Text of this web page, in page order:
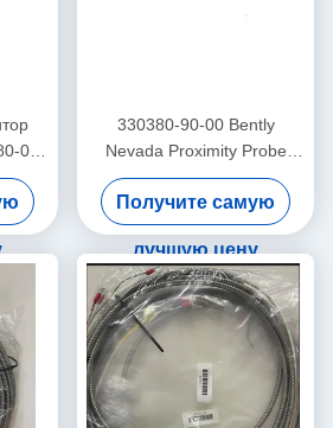
00-
330380-90-00 Bently
Nevada Proximity Probe
3300 XL
высокотемпературный
датчик близости
Получите самую
лучшую цену